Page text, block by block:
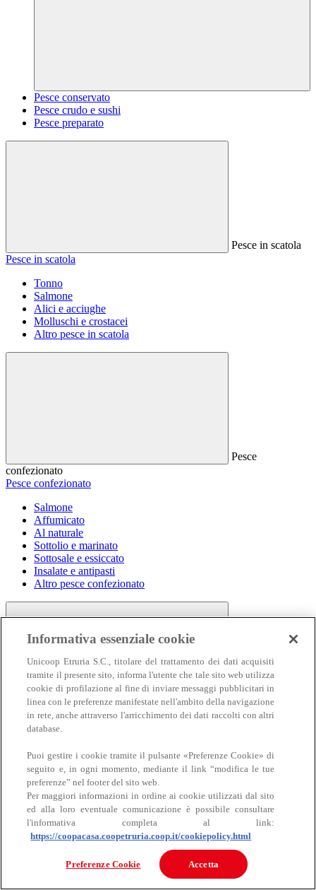
Pesce conservato
Pesce crudo e sushi
Pesce preparato
Pesce in scatola
Pesce in scatola
Tonno
Salmone
Alici e acciughe
Molluschi e crostacei
Altro pesce in scatola
Pesce
confezionato
Pesce confezionato
Salmone
Affumicato
Al naturale
Sottolio e marinato
Sottosale e essiccato
Insalate e antipasti
Altro pesce confezionato
Carne
Carne
Bovino
Informativa essenziale cookie
Unicoop Etruria S.C., titolare del trattamento dei dati acquisiti
tramite il presente sito, informa l'utente che tale sito web utilizza
cookie di profilazione al fine di inviare messaggi pubblicitari in
linea con le preferenze manifestate nell'ambito della navigazione
in rete, anche attraverso l'arricchimento dei dati raccolti con altri
database.
Puoi gestire i cookie tramite il pulsante «Preferenze Cookie» di
seguito e, in ogni momento, mediante il link “modifica le tue
preferenze” nel footer del sito web.
Per maggiori informazioni in ordine ai cookie utilizzati dal sito
ed alla loro eventuale comunicazione è possibile consultare
l'informativa completa al link:
https://coopacasa.coopetruria.coop.it/cookiepolicy.html
Preferenze Cookie Accetta